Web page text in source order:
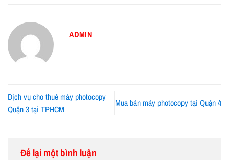
ADMIN
Dịch vụ cho thuê máy photocopy
Quận 3 tại TPHCM
Mua bán máy photocopy tại Quận 4
Để lại một bình luận